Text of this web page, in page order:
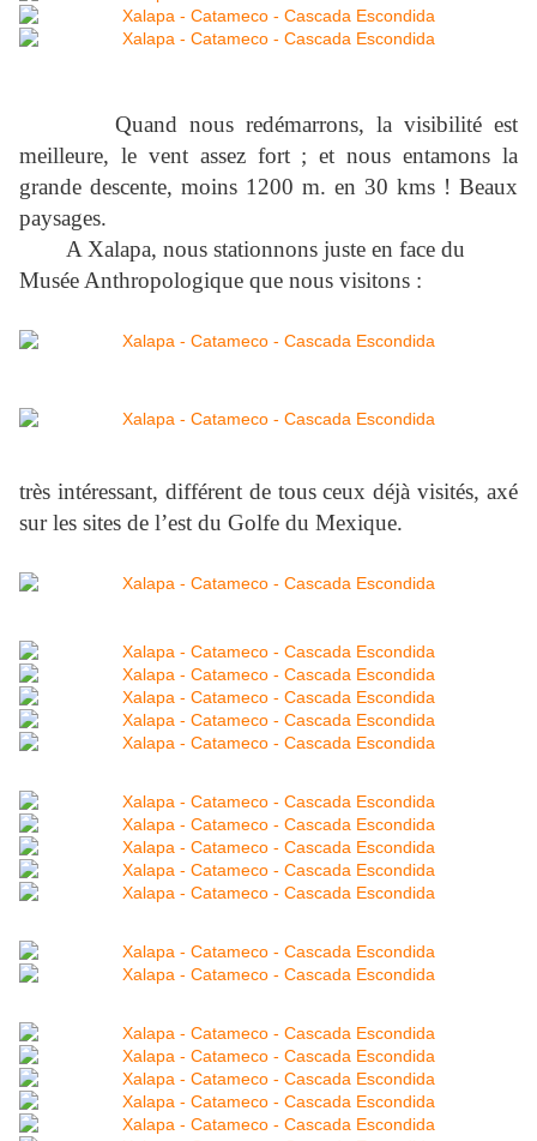
Quand nous redémarrons, la visibilité est
meilleure, le vent assez fort ; et nous entamons la
grande descente, moins 1200 m. en 30 kms ! Beaux
paysages.
A Xalapa, nous stationnons juste en face du
Musée Anthropologique que nous visitons :
très intéressant, différent de tous ceux déjà visités, axé
sur les sites de l’est du Golfe du Mexique.